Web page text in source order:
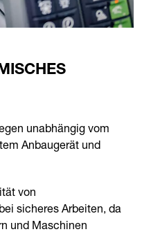
unabhängig vom
Anbaugerät und
von
sicheres Arbeiten, da
und Maschinen